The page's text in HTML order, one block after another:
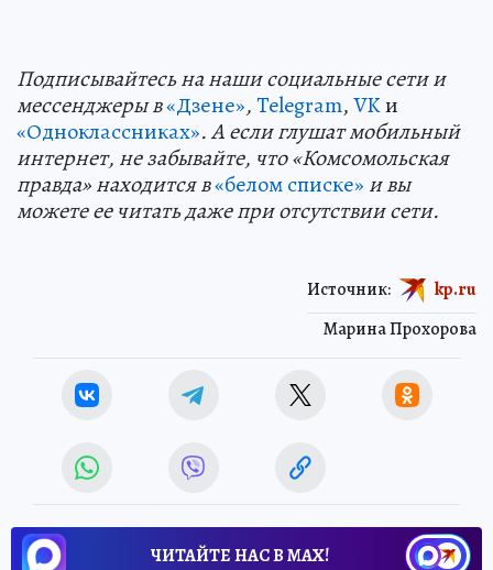
Подписывайтесь на наши социальные сети и
мессенджеры в«Дзене»,Telegram,VKи
«Одноклассниках». А если глушат мобильный
интернет, не забывайте, что «Комсомольская
правда» находится в«белом списке» и вы
можете ее читать даже при отсутствии сети.
Марина Прохорова
Источник: kp.ru
ЧИТАЙТЕ НАС В МАХ!